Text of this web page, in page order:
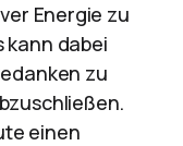
Energie zu
kann dabei
zu
einen